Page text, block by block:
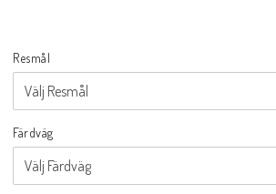
Resmål
Färdväg